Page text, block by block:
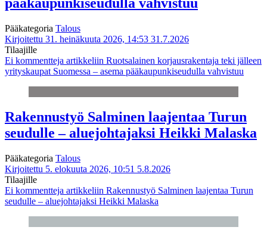
pääkaupunkiseudulla vahvistuu
Pääkategoria Talous
Kirjoitettu 31. heinäkuuta 2026, 14:53 31.7.2026
Tilaajille
Ei kommentteja artikkeliin Ruotsalainen korjausrakentaja teki jälleen
yrityskaupat Suomessa – asema pääkaupunkiseudulla vahvistuu
Rakennustyö Salminen laajentaa Turun
seudulle – aluejohtajaksi Heikki Malaska
Pääkategoria Talous
Kirjoitettu 5. elokuuta 2026, 10:51 5.8.2026
Tilaajille
Ei kommentteja artikkeliin Rakennustyö Salminen laajentaa Turun
seudulle – aluejohtajaksi Heikki Malaska